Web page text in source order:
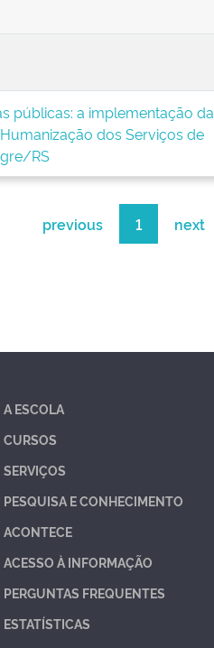
públicas: a implementação da
dos Serviços de
RS
previous 1 next
A ESCOLA
CURSOS
SERVIÇOS
PESQUISA E CONHECIMENTO
ACONTECE
ACESSO À INFORMAÇÃO
PERGUNTAS FREQUENTES
ESTATÍSTICAS